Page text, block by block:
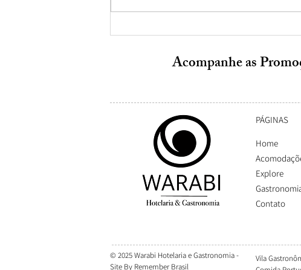
Acompanhe as
PÁGINAS
Home
Explore
Contato
© 2025 Warabi Hotelaria e Gastronomia -
Site By Remember Brasil
Vila